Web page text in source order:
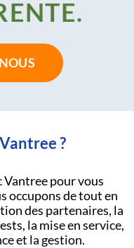
?
Vantree pour vous
occupons de tout en
des partenaires, la
la mise en service,
et la gestion.